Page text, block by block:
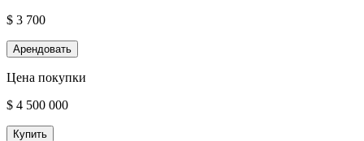
$ 3 700
Арендовать
Цена покупки
$ 4 500 000
Купить